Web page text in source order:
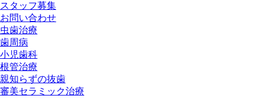
スタッフ募集
お問い合わせ
虫歯治療
歯周病
小児歯科
根管治療
親知らずの抜歯
審美セラミック治療